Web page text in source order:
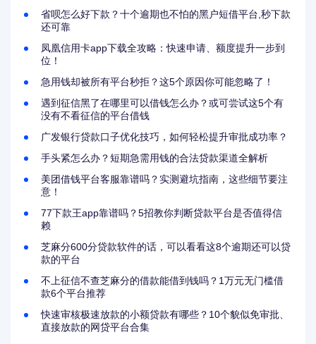
省呗怎么好下款？十个逾期也不怕的黑户短借平台,秒下款
还可靠
凤凰信用卡app下载全攻略：快速申请、额度提升一步到
位！
急用钱却被所有平台秒拒？这5个原因你可能忽略了！
遇到征信黑了在哪里可以借钱怎么办？或可尝试这5个有
没有不看征信的平台借钱
广发银行贷款口子优化技巧，如何轻松提升审批成功率？
手头紧怎么办？短期急需用钱的合法贷款渠道全解析
美团借钱平台客服靠谱吗？实测避坑指南，这些细节要注
意！
77下款王app靠谱吗？5招教你判断贷款平台是否值得信
赖
芝麻分600分贷款软件的话，可以看看这8个逾期还可以贷
款的平台
不上征信不查芝麻分的借款能借到钱吗？1万元无门槛借
款6个平台推荐
快速审核极速放款的小额贷款有哪些？10个貌似免审批、
直接放款的网贷平台合集